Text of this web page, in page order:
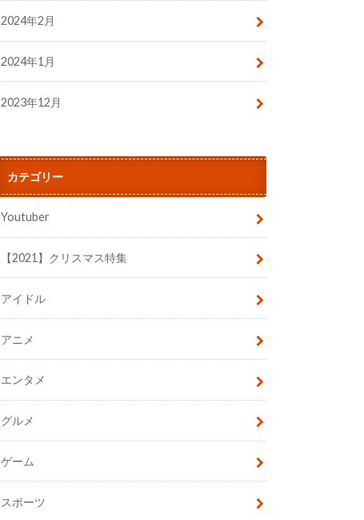
2024年2月
2024年1月
2023年12月
カテゴリー
Youtuber
【2021】クリスマス特集
アイドル
アニメ
エンタメ
グルメ
ゲーム
スポーツ